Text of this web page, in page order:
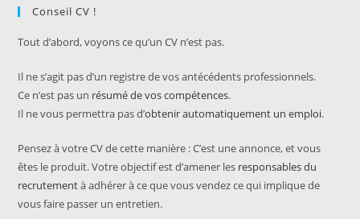
Conseil CV !
Tout d’abord, voyons ce qu’un CV n’est pas.
Il ne s’agit pas d’un registre de vos antécédents professionnels.
Ce n’est pas un résumé de vos compétences.
Il ne vous permettra pas d’obtenir automatiquement un emploi.
Pensez à votre CV de cette manière : C’est une annonce, et vous
êtes le produit. Votre objectif est d’amener les responsables du
recrutementà adhérer à ce que vous vendez ce qui implique de
vous faire passer un entretien.